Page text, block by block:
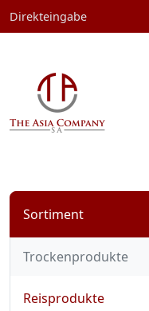
Direkteingabe
Sortiment
Trockenprodukte
Reisprodukte